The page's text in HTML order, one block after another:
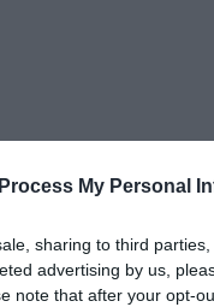
My Personal
sharing to third
advertising by us,
note that after your opt-